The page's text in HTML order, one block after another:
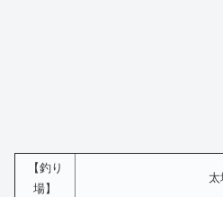
【釣り
場】
太